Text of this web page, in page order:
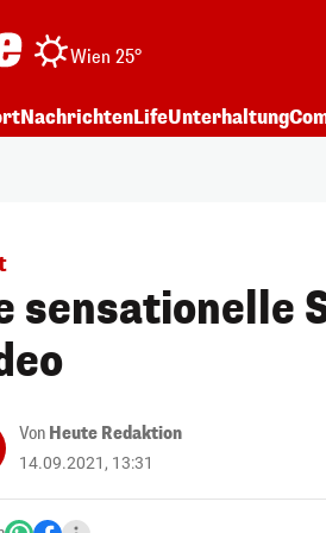
Wien 25°
NachrichtenLifeUnterhaltung
sensationelle
Von Heute Redaktion
14.09.2021, 13:31